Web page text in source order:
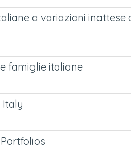
a variazioni
famiglie italiane
Italy